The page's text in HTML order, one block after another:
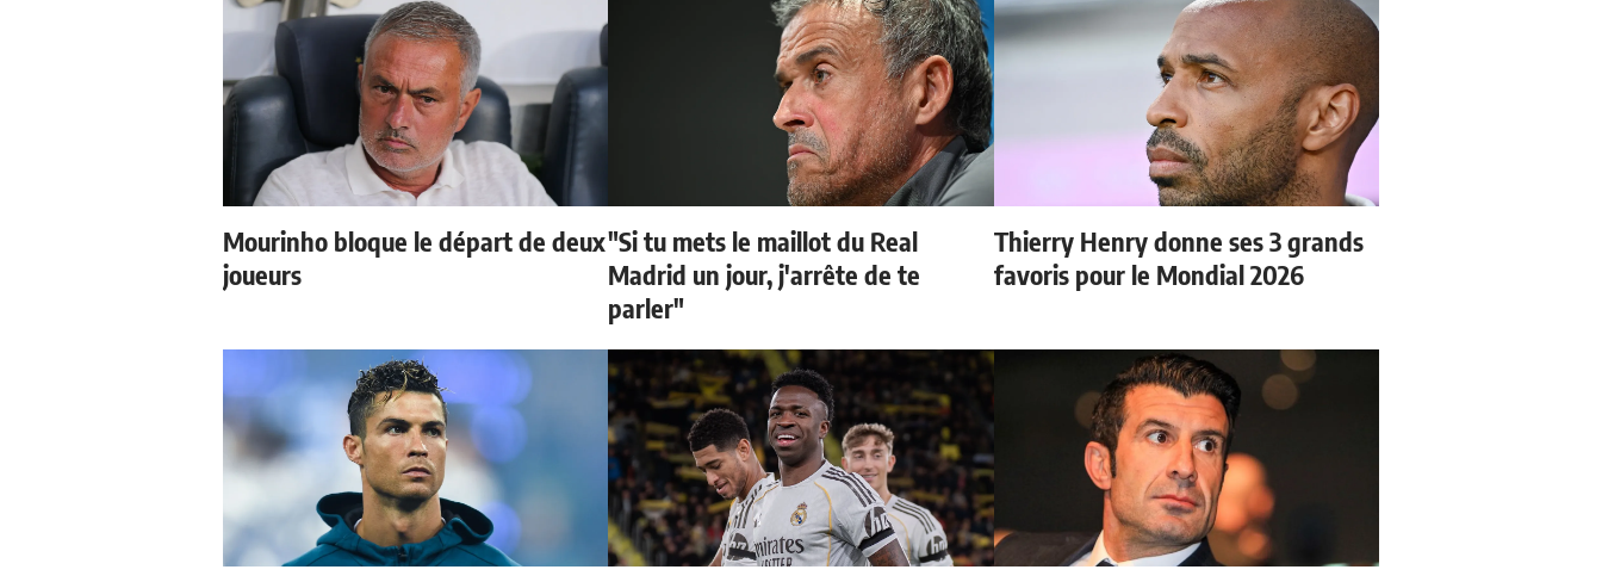
Mourinho bloque le départ de deux
joueurs
"Si tu mets le maillot du Real
Madrid un jour, j'arrête de te
parler"
Thierry Henry donne ses 3 grands
favoris pour le Mondial 2026